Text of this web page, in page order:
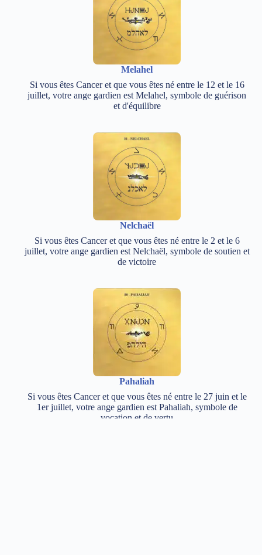
Melahel
Si vous êtes Cancer et que vous êtes né entre le 12 et le 16
juillet, votre ange gardien est Melahel, symbole de guérison
et d'équilibre
Nelchaël
Si vous êtes Cancer et que vous êtes né entre le 2 et le 6
juillet, votre ange gardien est Nelchaël, symbole de soutien et
de victoire
Pahaliah
Si vous êtes Cancer et que vous êtes né entre le 27 juin et le
1er juillet, votre ange gardien est Pahaliah, symbole de
vocation et de vertu